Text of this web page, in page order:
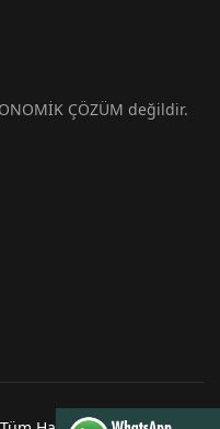
ÇÖZÜM değildir.